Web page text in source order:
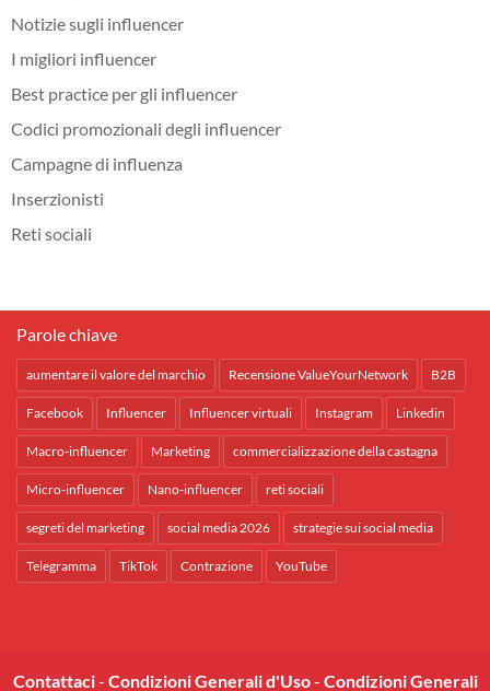
Notizie sugli influencer
I migliori influencer
Best practice per gli influencer
Codici promozionali degli influencer
Campagne di influenza
Inserzionisti
Reti sociali
Parole chiave
aumentare il valore del marchio Recensione ValueYourNetwork B2B
Facebook Influencer Influencer virtuali Instagram Linkedin
Macro-influencer Marketing commercializzazione della castagna
Micro-influencer Nano-influencer reti sociali
segreti del marketing social media 2026 strategie sui social media
Telegramma TikTok Contrazione YouTube
Contattaci- Condizioni Generali d'Uso- Condizioni Generali